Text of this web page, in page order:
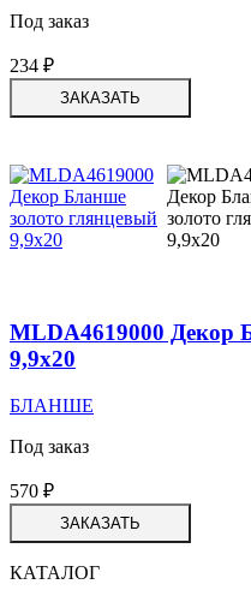
Под заказ
234 ₽
ЗАКАЗАТЬ
MLDA4619000 Декор
9,9х20
БЛАНШЕ
Под заказ
570 ₽
ЗАКАЗАТЬ
КАТАЛОГ